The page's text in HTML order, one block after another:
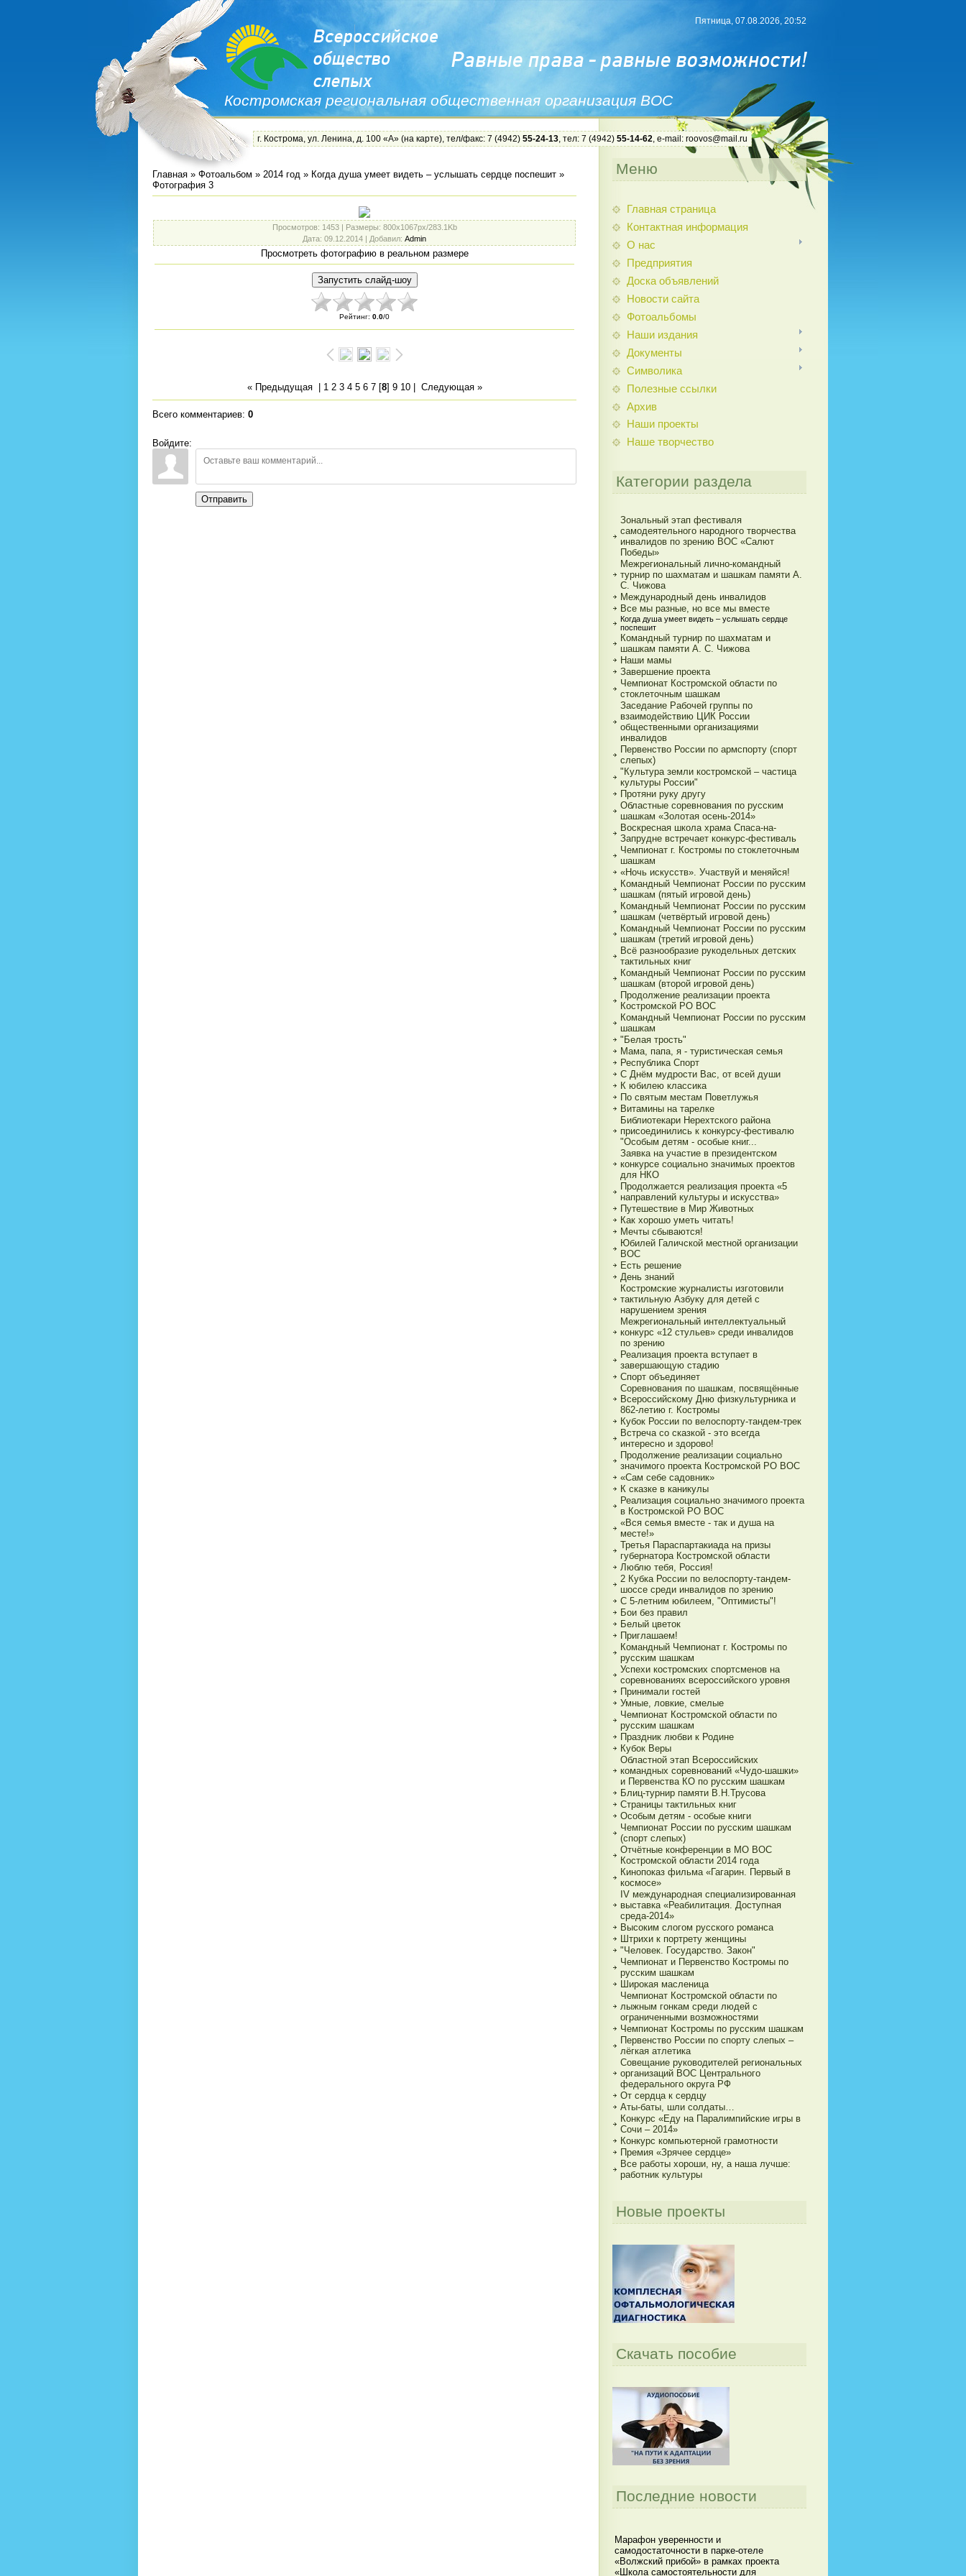
Костромская региональная общественная организация ВОС
Пятница, 07.08.2026, 20:52
г. Кострома, ул. Ленина, д. 100 «А» (на карте), тел/факс: 7 (4942) 55-24-13, тел: 7 (4942) 55-14-62, e-mail: roovos@mail.ru
Главная » Фотоальбом » 2014 год » Когда душа умеет видеть – услышать сердце поспешит »
Фотография 3
Просмотров: 1453 | Размеры: 800x1067px/283.1Kb
Дата: 09.12.2014 | Добавил: Admin
Просмотреть фотографию в реальном размере
Рейтинг: 0.0/0
« Предыдущая| 1 2 3 4 5 6 7[8] 9 10| Следующая »
Всего комментариев: 0
Войдите:
Отправить
Меню
Главная страница
Контактная информация
О нас
Предприятия
Доска объявлений
Новости сайта
Фотоальбомы
Наши издания
Документы
Символика
Полезные ссылки
Архив
Наши проекты
Наше творчество
Категории раздела
Зональный этап фестиваля
самодеятельного народного творчества
инвалидов по зрению ВОС «Салют
Победы»
Межрегиональный лично-командный
турнир по шахматам и шашкам памяти А.
С. Чижова
Международный день инвалидов
Все мы разные, но все мы вместе
Когда душа умеет видеть – услышать сердце
поспешит
Командный турнир по шахматам и
шашкам памяти А. С. Чижова
Наши мамы
Завершение проекта
Чемпионат Костромской области по
стоклеточным шашкам
Заседание Рабочей группы по
взаимодействию ЦИК России
общественными организациями
инвалидов
Первенство России по армспорту (спорт
слепых)
"Культура земли костромской – частица
культуры России"
Протяни руку другу
Областные соревнования по русским
шашкам «Золотая осень-2014»
Воскресная школа храма Спаса-на-
Запрудне встречает конкурс-фестиваль
Чемпионат г. Костромы по стоклеточным
шашкам
«Ночь искусств». Участвуй и меняйся!
Командный Чемпионат России по русским
шашкам (пятый игровой день)
Командный Чемпионат России по русским
шашкам (четвёртый игровой день)
Командный Чемпионат России по русским
шашкам (третий игровой день)
Всё разнообразие рукодельных детских
тактильных книг
Командный Чемпионат России по русским
шашкам (второй игровой день)
Продолжение реализации проекта
Костромской РО ВОС
Командный Чемпионат России по русским
шашкам
"Белая трость"
Мама, папа, я - туристическая семья
Республика Спорт
С Днём мудрости Вас, от всей души
К юбилею классика
По святым местам Поветлужья
Витамины на тарелке
Библиотекари Нерехтского района
присоединились к конкурсу-фестивалю
"Особым детям - особые книг...
Заявка на участие в президентском
конкурсе социально значимых проектов
для НКО
Продолжается реализация проекта «5
направлений культуры и искусства»
Путешествие в Мир Животных
Как хорошо уметь читать!
Мечты сбываются!
Юбилей Галичской местной организации
ВОС
Есть решение
День знаний
Костромские журналисты изготовили
тактильную Азбуку для детей с
нарушением зрения
Межрегиональный интеллектуальный
конкурс «12 стульев» среди инвалидов
по зрению
Реализация проекта вступает в
завершающую стадию
Спорт объединяет
Соревнования по шашкам, посвящённые
Всероссийскому Дню физкультурника и
862-летию г. Костромы
Кубок России по велоспорту-тандем-трек
Встреча со сказкой - это всегда
интересно и здорово!
Продолжение реализации социально
значимого проекта Костромской РО ВОС
«Сам себе садовник»
К сказке в каникулы
Реализация социально значимого проекта
в Костромской РО ВОС
«Вся семья вместе - так и душа на
месте!»
Третья Параспартакиада на призы
губернатора Костромской области
Люблю тебя, Россия!
2 Кубка России по велоспорту-тандем-
шоссе среди инвалидов по зрению
С 5-летним юбилеем, "Оптимисты"!
Бои без правил
Белый цветок
Приглашаем!
Командный Чемпионат г. Костромы по
русским шашкам
Успехи костромских спортсменов на
соревнованиях всероссийского уровня
Принимали гостей
Умные, ловкие, смелые
Чемпионат Костромской области по
русским шашкам
Праздник любви к Родине
Кубок Веры
Областной этап Всероссийских
командных соревнований «Чудо-шашки»
и Первенства КО по русским шашкам
Блиц-турнир памяти В.Н.Трусова
Страницы тактильных книг
Особым детям - особые книги
Чемпионат России по русским шашкам
(спорт слепых)
Отчётные конференции в МО ВОС
Костромской области 2014 года
Кинопоказ фильма «Гагарин. Первый в
космосе»
IV международная специализированная
выставка «Реабилитация. Доступная
среда-2014»
Высоким слогом русского романса
Штрихи к портрету женщины
"Человек. Государство. Закон"
Чемпионат и Первенство Костромы по
русским шашкам
Широкая масленица
Чемпионат Костромской области по
лыжным гонкам среди людей с
ограниченными возможностями
Чемпионат Костромы по русским шашкам
Первенство России по спорту слепых –
лёгкая атлетика
Совещание руководителей региональных
организаций ВОС Центрального
федерального округа РФ
От сердца к сердцу
Аты-баты, шли солдаты…
Конкурс «Еду на Паралимпийские игры в
Сочи – 2014»
Конкурс компьютерной грамотности
Премия «Зрячее сердце»
Все работы хороши, ну, а наша лучше:
работник культуры
Новые проекты
Скачать пособие
Последние новости
Марафон уверенности и
самодостаточности в парке-отеле
«Волжский прибой» в рамках проекта
«Школа самостоятельности для